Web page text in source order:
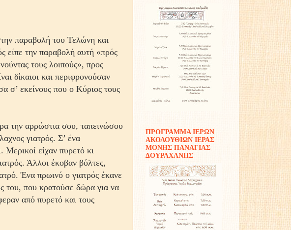
παραβολή του Τελώνη και
είπε την παραβολή αυτή «πρός
τους λοιπούς», προς
δίκαιοι και περιφρονούσαν
σ’ εκείνους που ο Κύριος τους
την αρρώστια σου, ταπεινώσου
γιατρός. Σ’ ένα
Μερικοί είχαν πυρετό κι
Άλλοι έκοβαν βόλτες,
Ένα πρωινό ο γιατρός έκανε
του, που κρατούσε δώρα για να
από πυρετό και τους
ΠΡΟΓΡΑΜΜΑ ΙΕΡΩΝ
ΑΚΟΛΟΥΘΙΩΝ ΙΕΡΑΣ
ΜΟΝΗΣ ΠΑΝΑΓΙΑΣ
ΔΟΥΡΑΧΑΝΗΣ